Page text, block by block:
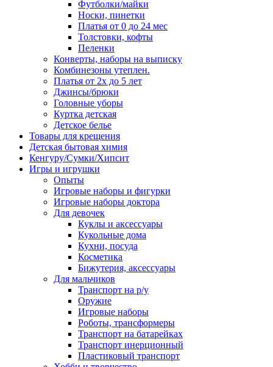
Футболки/майки
Носки, пинетки
Платья от 0 до 24 мес
Толстовки, кофты
Пеленки
Конверты, наборы на выписку
Комбинезоны утеплен.
Платья от 2х до 5 лет
Джинсы/брюки
Головные уборы
Куртка детская
Детское белье
Товары для крещения
Детская бытовая химия
Кенгуру/Сумки/Хипсит
Игры и игрушки
Опыты
Игровые наборы и фигурки
Игровые наборы доктора
Для девочек
Куклы и аксессуары
Кукольные дома
Кухни, посуда
Косметика
Бижутерия, аксессуары
Для мальчиков
Транспорт на р/у
Оружие
Игровые наборы
Роботы, трансформеры
Транспорт на батарейках
Транспорт инерционный
Пластиковый транспорт